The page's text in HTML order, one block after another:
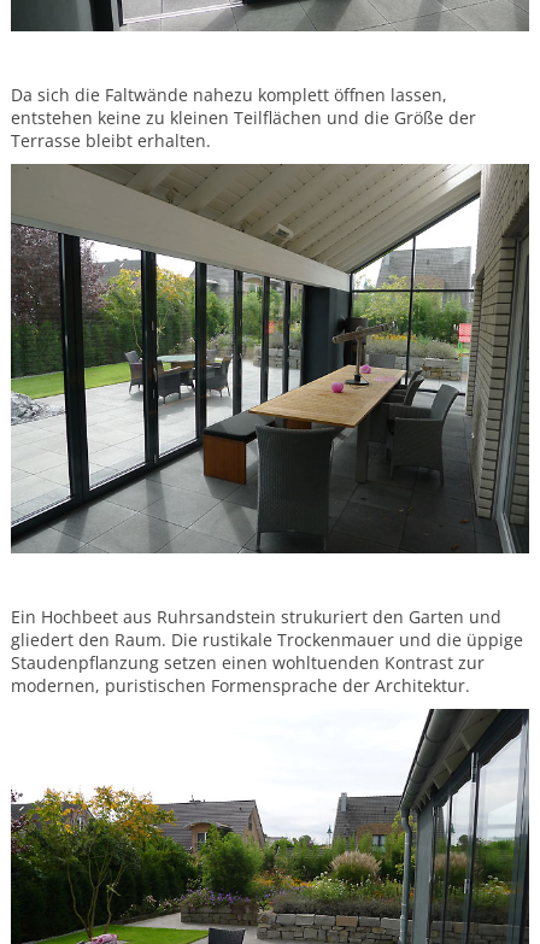
Da sich die Faltwände nahezu komplett öffnen lassen,
entstehen keine zu kleinen Teilflächen und die Größe der
Terrasse bleibt erhalten.
Ein Hochbeet aus Ruhrsandstein strukuriert den Garten und
gliedert den Raum. Die rustikale Trockenmauer und die üppige
Staudenpflanzung setzen einen wohltuenden Kontrast zur
modernen, puristischen Formensprache der Architektur.